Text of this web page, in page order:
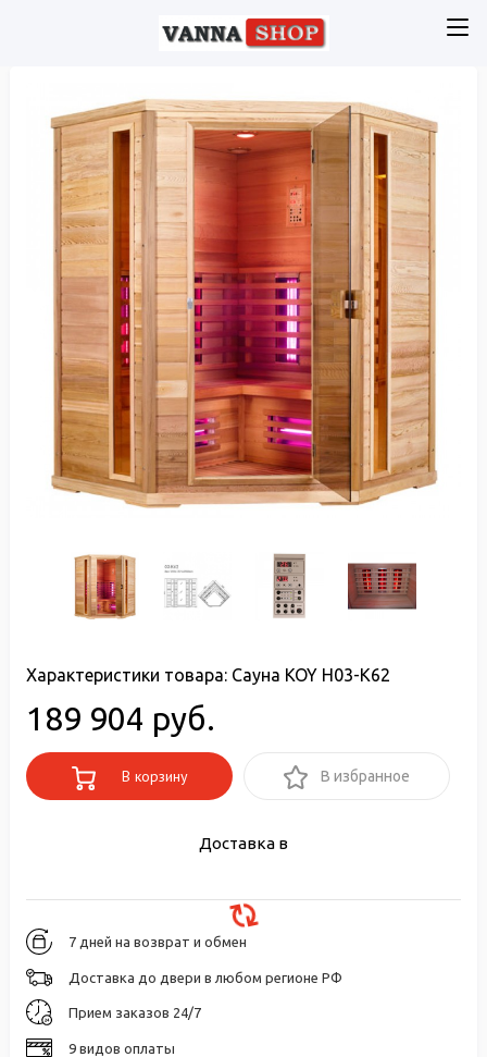
Характеристики товара: Сауна KOY H03-K62
189 904 руб.
В корзину В избранное
Доставка в
7 дней на возврат и обмен
Доставка до двери в любом регионе РФ
Прием заказов 24/7
9 видов оплаты